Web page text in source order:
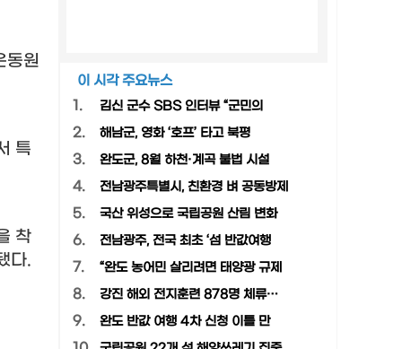
동원
특
착
다.
이 시각 주요뉴스
1.
김신 군수 SBS 인터뷰 “군민의
2. 해남군, 영화 ‘호프’ 타고 북평
3. 완도군, 8월 하천·계곡 불법 시설
4. 전남광주특별시, 친환경 벼 공동방제
5. 국산 위성으로 국립공원 산림 변화
6. 전남광주, 전국 최초 ‘섬 반값여행
7. “완도 농어민 살리려면 태양광 규제
8. 강진 해외 전지훈련 878명 체류…
9. 완도 반값 여행 4차 신청 이틀 만